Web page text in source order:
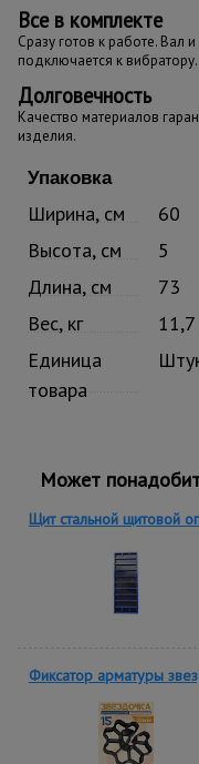
Все в комплекте
Сразу готов к работе. Вал
подключается к вибратору.
Долговечность
Качество материалов
изделия.
Упаковка
Ширина, см
60
Высота, см
5
Длина, см
73
Вес, кг
11,7
Единица
товара
Может
Щит стальной щитовой
Фиксатор арматуры